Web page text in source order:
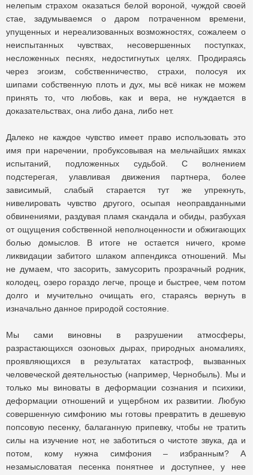
нелепым страхом оказаться белой вороной, чуждой своей
стае, задумываемся о даром потраченном времени,
упущенных и нереализованных возможностях, сожалеем о
неиспытанных чувствах, несовершенных поступках,
несложенных песнях, недостигнутых целях. Продираясь
через эгоизм, собственничество, страхи, полосуя их
шипами собственную плоть и дух, мы всё никак не можем
принять то, что любовь, как и вера, не нуждается в
доказательствах, она либо дана, либо нет.
Далеко не каждое чувство имеет право использовать это
имя при наречении, пробуксовывая на мельчайших ямках
испытаний, подложенных судьбой. С волнением
подстерегая, улавливая движения партнера, более
зависимый, слабый старается тут же упрекнуть,
нивелировать чувство другого, осыпая неоправданными
обвинениями, раздувая пламя скандала и обиды, разбухая
от ощущения собственной неполноценности и обжигающих
болью домыслов. В итоге не остается ничего, кроме
ликвидации забитого шлаком аппендикса отношений. Мы
не думаем, что засорить, замусорить прозрачный родник,
колодец, озеро гораздо легче, проще и быстрее, чем потом
долго и мучительно очищать его, стараясь вернуть в
изначально данное природой состояние.
Мы сами виновны в разрушении атмосферы,
разрастающихся озоновых дырах, природных аномалиях,
проявляющихся в результатах катастроф, вызванных
человеческой деятельностью (например, Чернобыль). Мы и
только мы виноваты в деформации сознания и психики,
деформации отношений и ущербном их развитии. Любую
совершенную симфонию мы готовы превратить в дешевую
попсовую песенку, балаганную припевку, чтобы не тратить
силы на изучение нот, не заботиться о чистоте звука, да и
потом, кому нужна симфония – избранным? А
незамысловатая песенка понятнее и доступнее, у нее